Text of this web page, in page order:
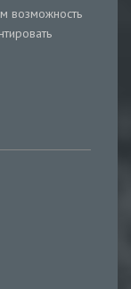
возможность